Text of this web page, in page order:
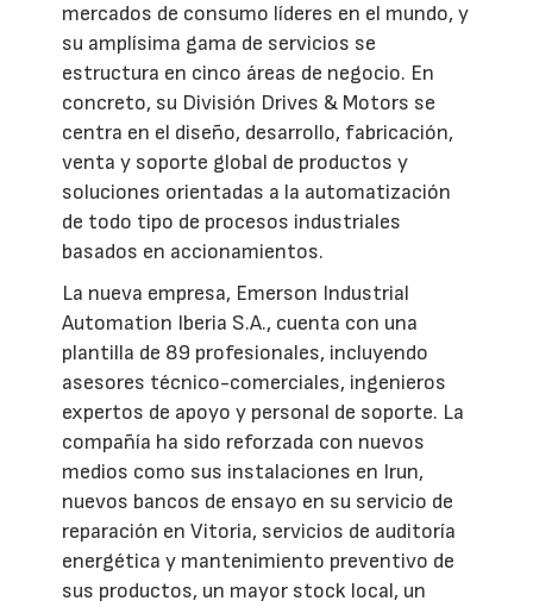
mercados de consumo líderes en el mundo, y
su amplísima gama de servicios se
estructura en cinco áreas de negocio. En
concreto, su División Drives & Motors se
centra en el diseño, desarrollo, fabricación,
venta y soporte global de productos y
soluciones orientadas a la automatización
de todo tipo de procesos industriales
basados en accionamientos.
La nueva empresa, Emerson Industrial
Automation Iberia S.A., cuenta con una
plantilla de 89 profesionales, incluyendo
asesores técnico-comerciales, ingenieros
expertos de apoyo y personal de soporte. La
compañía ha sido reforzada con nuevos
medios como sus instalaciones en Irun,
nuevos bancos de ensayo en su servicio de
reparación en Vitoria, servicios de auditoría
energética y mantenimiento preventivo de
sus productos, un mayor stock local, un